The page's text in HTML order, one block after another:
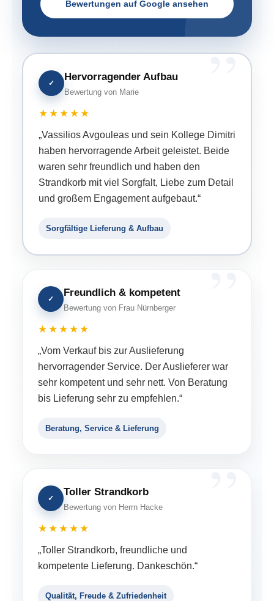
Bewertungen auf Google ansehen
✓
Hervorragender Aufbau
Bewertung von Marie
★★★★★
„Vassilios Avgouleas und sein Kollege Dimitri
haben hervorragende Arbeit geleistet. Beide
waren sehr freundlich und haben den
Strandkorb mit viel Sorgfalt, Liebe zum Detail
und großem Engagement aufgebaut.“
Sorgfältige Lieferung & Aufbau
✓
Freundlich & kompetent
Bewertung von Frau Nürnberger
★★★★★
„Vom Verkauf bis zur Auslieferung
hervorragender Service. Der Auslieferer war
sehr kompetent und sehr nett. Von Beratung
bis Lieferung sehr zu empfehlen.“
Beratung, Service & Lieferung
✓
Toller Strandkorb
Bewertung von Herrn Hacke
★★★★★
„Toller Strandkorb, freundliche und
kompetente Lieferung. Dankeschön.“
Qualität, Freude & Zufriedenheit